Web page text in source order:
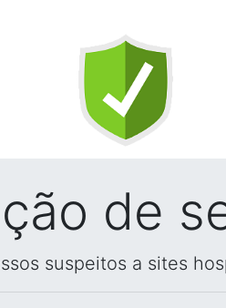
de
suspeitos a sites